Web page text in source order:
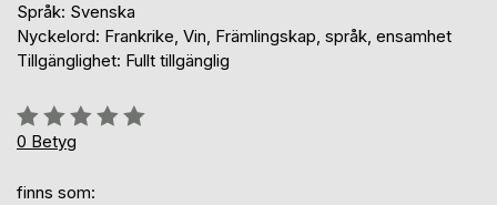
Språk: Svenska
Nyckelord: Frankrike, Vin, Främlingskap, språk, ensamhet
Tillgänglighet: Fullt tillgänglig
Betyg::
0%
0 Betyg
finns som: